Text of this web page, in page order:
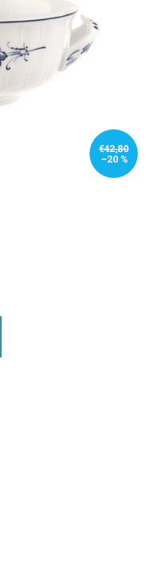
€42,80
–20 %